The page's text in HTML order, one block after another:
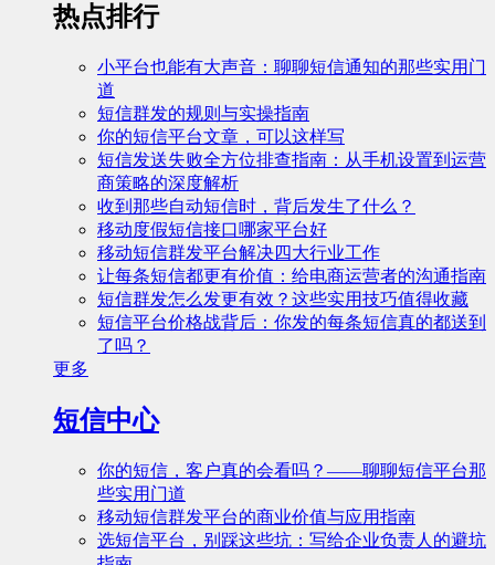
热点排行
小平台也能有大声音：聊聊短信通知的那些实用门
道
短信群发的规则与实操指南
你的短信平台文章，可以这样写
短信发送失败全方位排查指南：从手机设置到运营
商策略的深度解析
收到那些自动短信时，背后发生了什么？
移动度假短信接口哪家平台好
移动短信群发平台解决四大行业工作
让每条短信都更有价值：给电商运营者的沟通指南
短信群发怎么发更有效？这些实用技巧值得收藏
短信平台价格战背后：你发的每条短信真的都送到
了吗？
更多
短信中心
你的短信，客户真的会看吗？——聊聊短信平台那
些实用门道
移动短信群发平台的商业价值与应用指南
选短信平台，别踩这些坑：写给企业负责人的避坑